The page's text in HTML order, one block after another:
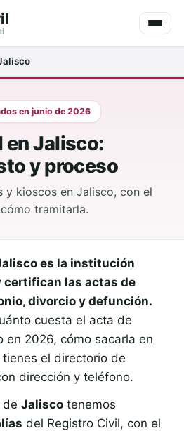
en junio de 2026
en Jalisco:
y proceso
kioscos en Jalisco, con el
tramitarla.
es la institución
certifican las actas de
divorcio y defunción.
cuesta el acta de
en 2026, cómo sacarla en
el directorio de
dirección y teléfono.
de Jalisco tenemos
del Registro Civil, con el